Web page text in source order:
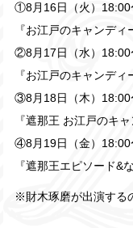
①8月16日（火）18:00
『お江戸のキャンディ
②8月17日（水）18:00
『お江戸のキャンデ
③8月18日（木）18:00
『遮那王 お江戸のキャ
④8月19日（金）18:00
『遮那王エピソード&
※財木琢磨が出演する